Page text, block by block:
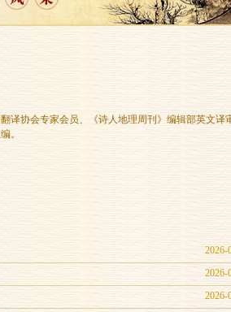
译协会专家会员、《诗人地理周刊》编辑部英文译
。
2026-
2026-
2026-